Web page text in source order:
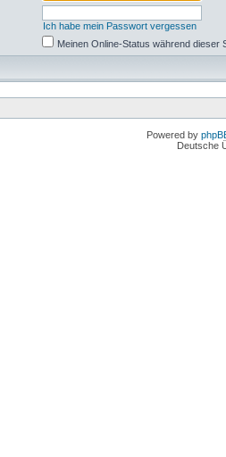
Ich habe mein Passwort vergessen
Meinen Online-Status während dieser
Powered by
Deutsche